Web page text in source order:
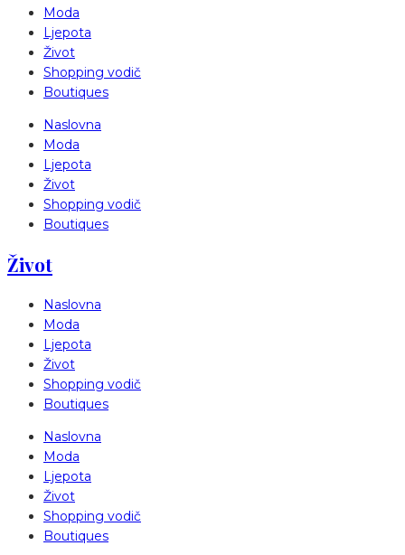
Moda
Ljepota
Život
Shopping vodič
Boutiques
Naslovna
Moda
Ljepota
Život
Shopping vodič
Boutiques
Život
Naslovna
Moda
Ljepota
Život
Shopping vodič
Boutiques
Naslovna
Moda
Ljepota
Život
Shopping vodič
Boutiques